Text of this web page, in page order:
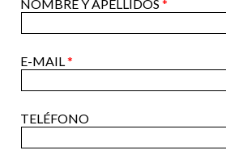
NOMBRE Y APELLIDOS*
E-MAIL*
TELÉFONO